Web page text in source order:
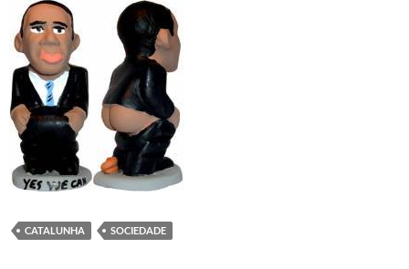
CATALUNHA SOCIEDADE